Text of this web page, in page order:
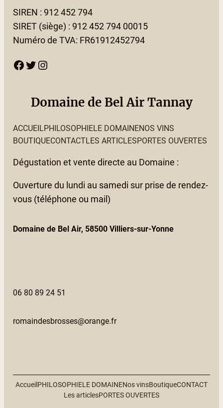
SIREN : 912 452 794
SIRET (siège) : 912 452 794 00015
Numéro de TVA: FR61912452794
Facebook Twitter Instagram
Domaine de Bel Air Tannay
ACCUEILPHILOSOPHIELE DOMAINENOS VINS
BOUTIQUECONTACTLES ARTICLESPORTES OUVERTES
Dégustation et vente directe au Domaine :
Ouverture du lundi au samedi sur prise de rendez-
vous (téléphone ou mail)
Domaine de Bel Air, 58500 Villiers-sur-Yonne
06 80 89 24 51
romaindesbrosses@orange.fr
Accueil PHILOSOPHIELE DOMAINENos vinsBoutiqueCONTACT
Les articlesPORTES OUVERTES